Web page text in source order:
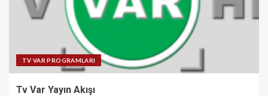
TV VAR PROGRAMLARI
Tv Var Yayın Akışı